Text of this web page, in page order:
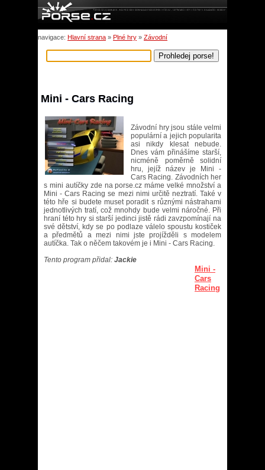
navigace: Hlavní strana » Plné hry » Závodní
Mini - Cars Racing
Závodní hry jsou stále velmi
populární a jejich popularita
asi nikdy klesat nebude.
Dnes vám přinášíme starší,
nicméně poměrně solidní
hru, jejíž název je Mini -
Cars Racing. Závodních her
s mini autíčky zde na porse.cz máme velké množství a
Mini - Cars Racing se mezi nimi určitě neztratí. Také v
této hře si budete muset poradit s různými nástrahami
jednotlivých tratí, což mnohdy bude velmi náročné. Při
hraní této hry si starší jedinci jistě rádi zavzpomínají na
své dětství, kdy se po podlaze válelo spoustu kostiček
a předmětů a mezi nimi jste projížděli s modelem
autíčka. Tak o něčem takovém je i Mini - Cars Racing.
Tento program přidal: Jackie
Mini -
Cars
Racing